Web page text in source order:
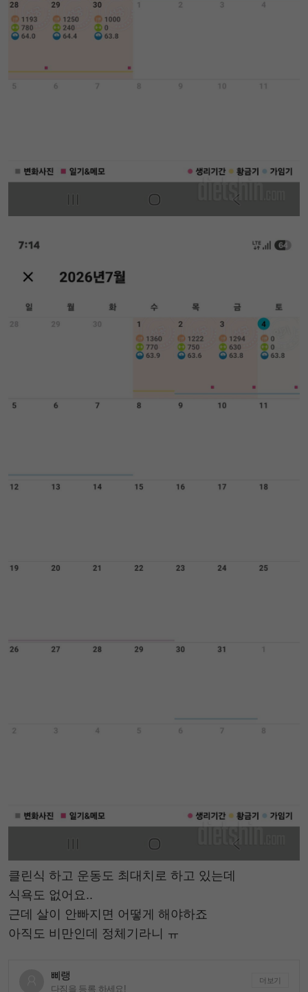
클린식 하고 운동도 최대치로 하고 있는데
식욕도 없어요..
근데 살이 안빠지면 어떻게 해야하죠
아직도 비만인데 정체기라니 ㅠ
삐랭
다짐을 등록 하세요!
더보기